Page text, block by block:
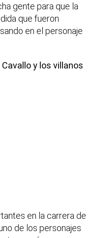
gente para que la
que fueron
en el personaje
y los villanos
en la carrera de
de los personajes